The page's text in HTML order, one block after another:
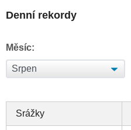
Denní rekordy
Měsíc:
Srážky